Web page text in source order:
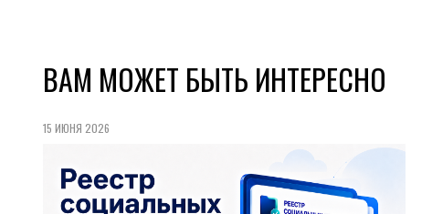
ВАМ МОЖЕТ БЫТЬ ИНТЕРЕСНО
15 ИЮНЯ 2026